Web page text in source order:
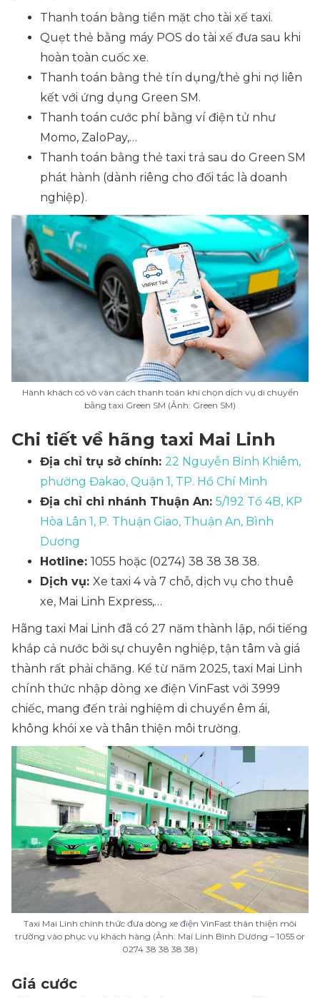
Thanh toán bằng tiền mặt cho tài xế taxi.
Quẹt thẻ bằng máy POS do tài xế đưa sau khi
hoàn toàn cuốc xe.
Thanh toán bằng thẻ tín dụng/thẻ ghi nợ liên
kết với ứng dụng Green SM.
Thanh toán cước phí bằng ví điện tử như
Momo, ZaloPay,…
Thanh toán bằng thẻ taxi trả sau do Green SM
phát hành (dành riêng cho đối tác là doanh
nghiệp).
Hành khách có vô vàn cách thanh toán khi chọn dịch vụ di chuyển
bằng taxi Green SM (Ảnh: Green SM)
Chi tiết về hãng taxi Mai Linh
Địa chỉ trụ sở chính: 22 Nguyễn Bỉnh Khiêm,
phường Đakao, Quận 1, TP. Hồ Chí Minh
Địa chỉ chi nhánh Thuận An: 5/192 Tổ 4B, KP
Hòa Lân 1, P. Thuận Giao, Thuận An, Bình
Dương
Hotline: 1055 hoặc (0274) 38 38 38 38.
Dịch vụ: Xe taxi 4 và 7 chỗ, dịch vụ cho thuê
xe, Mai Linh Express,…
Hãng taxi Mai Linh đã có 27 năm thành lập, nổi tiếng
khắp cả nước bởi sự chuyên nghiệp, tận tâm và giá
thành rất phải chăng. Kể từ năm 2025, taxi Mai Linh
chính thức nhập dòng xe điện VinFast với 3999
chiếc, mang đến trải nghiệm di chuyển êm ái,
không khói xe và thân thiện môi trường.
Taxi Mai Linh chính thức đưa dòng xe điện VinFast thân thiện môi
trường vào phục vụ khách hàng (Ảnh: Mai Linh Bình Dương – 1055 or
0274 38 38 38 38)
Giá cước